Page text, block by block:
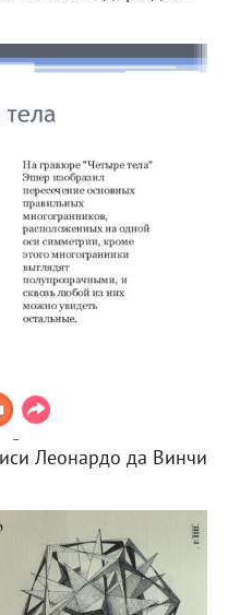
Леонардо да Винчи